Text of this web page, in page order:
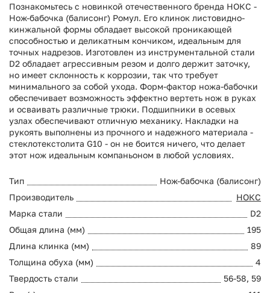
Познакомьтесь с новинкой отечественного бренда НОКС -
Нож-бабочка (балисонг) Ромул. Его клинок листовидно-
кинжальной формы обладает высокой проникающей
способностью и деликатным кончиком, идеальным для
точных надрезов. Изготовлен из инструментальной стали
D2 обладает агрессивным резом и долго держит заточку,
но имеет склонность к коррозии, так что требует
минимального за собой ухода. Форм-фактор ножа-бабочки
обеспечивает возможность эффектно вертеть нож в руках
и осваивать различные трюки. Подшипники в осевых
узлах обеспечивают отличную механику. Накладки на
рукоять выполнены из прочного и надежного материала -
стеклотекстолита G10 - он не боится ничего, что делает
этот нож идеальным компаньоном в любой условиях.
Тип
Нож-бабочка (балисонг)
Производитель
НОКС
Марка стали
D2
Общая длина (мм)
195
Длина клинка (мм)
89
Толщина обуха (мм)
4
Твердость стали
56-58, 59